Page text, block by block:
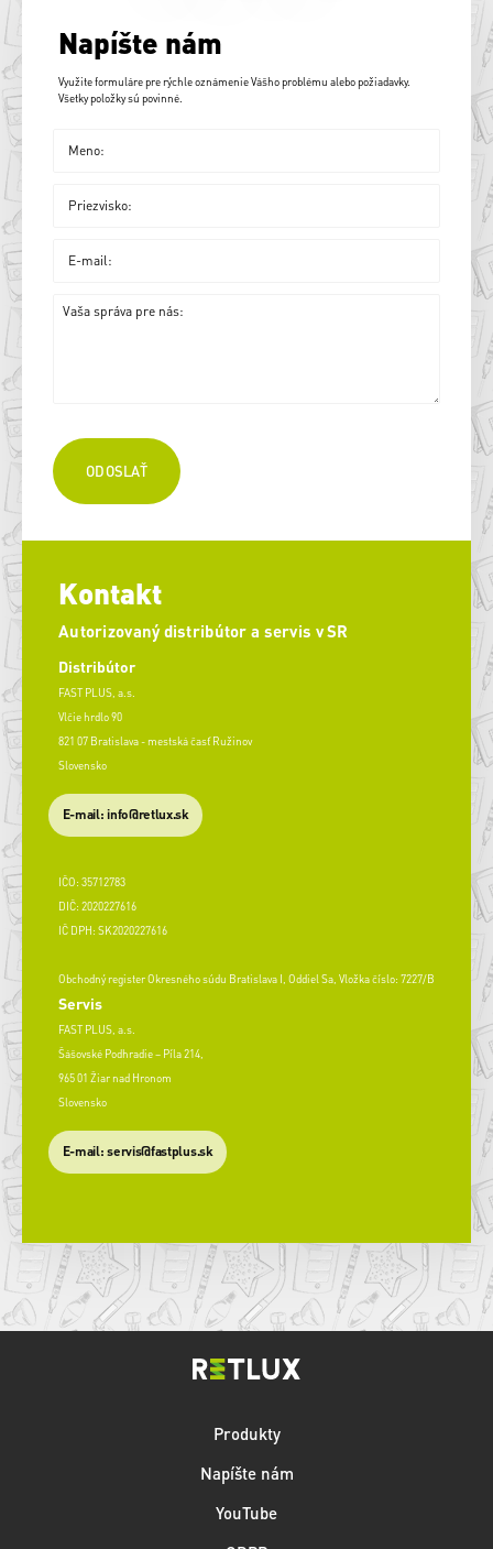
Napíšte nám
Využite formuláre pre rýchle oznámenie Vášho problému alebo požiadavky.
Všetky položky sú povinné.
Kontakt
Autorizovaný distribútor a servis v SR
Distribútor
FAST PLUS, a.s.
Vlčie hrdlo 90
821 07 Bratislava - mestská časť Ružinov
Slovensko
E-mail: info@retlux.sk
IČO: 35712783
DIČ: 2020227616
IČ DPH: SK2020227616
Obchodný register Okresného súdu Bratislava I, Oddiel Sa, Vložka číslo: 7227/B
Servis
FAST PLUS, a.s.
Šášovské Podhradie – Píla 214,
965 01 Žiar nad Hronom
Slovensko
​E-mail: servis@fastplus.sk
Produkty
Napíšte nám
YouTube